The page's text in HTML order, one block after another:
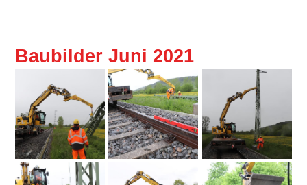
Baubilder Juni 2021